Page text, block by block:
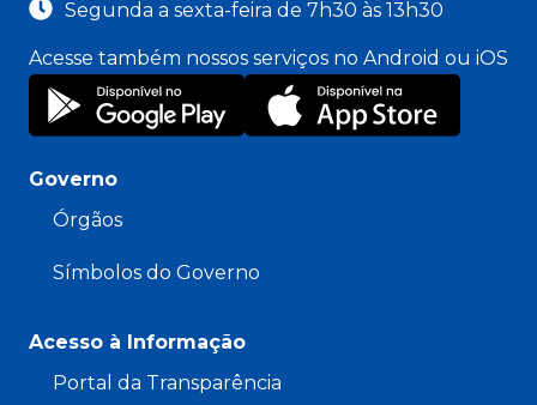
Segunda a sexta-feira de 7h30 às 13h30
Acesse também nossos serviços no Android ou iOS
Governo
Órgãos
Símbolos do Governo
Acesso à Informação
Portal da Transparência